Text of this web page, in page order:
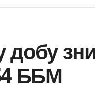
добу
ББМ